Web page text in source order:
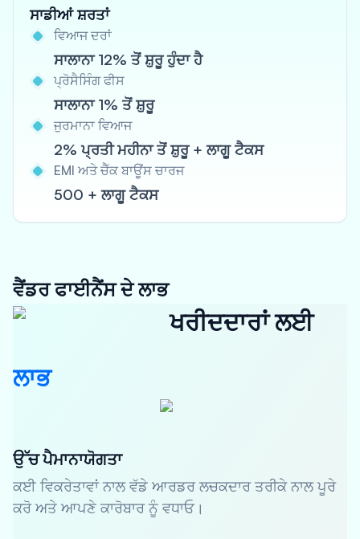
ਸਾਡੀਆਂ ਸ਼ਰਤਾਂ
ਵਿਆਜ ਦਰਾਂ
ਸਾਲਾਨਾ 12% ਤੋਂ ਸ਼ੁਰੂ ਹੁੰਦਾ ਹੈ
ਪ੍ਰੋਸੈਸਿੰਗ ਫੀਸ
ਸਾਲਾਨਾ 1% ਤੋਂ ਸ਼ੁਰੂ
ਜੁਰਮਾਨਾ ਵਿਆਜ
2% ਪ੍ਰਤੀ ਮਹੀਨਾ ਤੋਂ ਸ਼ੁਰੂ + ਲਾਗੂ ਟੈਕਸ
EMI ਅਤੇ ਚੈੱਕ ਬਾਊਂਸ ਚਾਰਜ
500 + ਲਾਗੂ ਟੈਕਸ
ਵੈਂਡਰ ਫਾਈਨੈਂਸ ਦੇ ਲਾਭ
ਖਰੀਦਦਾਰਾਂ ਲਈ
ਲਾਭ
ਉੱਚ ਪੈਮਾਨਾਯੋਗਤਾ
ਕਈ ਵਿਕਰੇਤਾਵਾਂ ਨਾਲ ਵੱਡੇ ਆਰਡਰ ਲਚਕਦਾਰ ਤਰੀਕੇ ਨਾਲ ਪੂਰੇ
ਕਰੋ ਅਤੇ ਆਪਣੇ ਕਾਰੋਬਾਰ ਨੂੰ ਵਧਾਓ।